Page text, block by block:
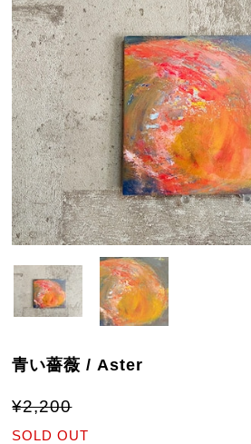
青い薔薇 / Aster
¥2,200
SOLD OUT